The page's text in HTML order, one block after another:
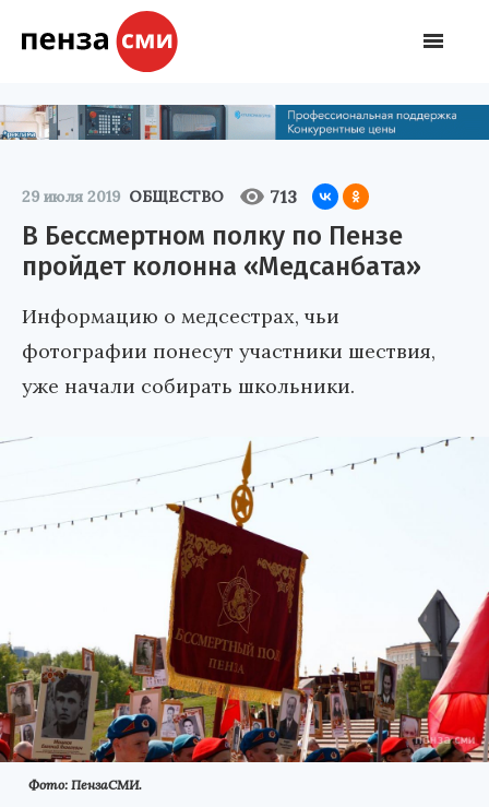
29 июля 2019 ОБЩЕСТВО 713
В Бессмертном полку по Пензе
пройдет колонна «Медсанбата»
Информацию о медсестрах, чьи
фотографии понесут участники шествия,
уже начали собирать школьники.
Фото: ПензаСМИ.